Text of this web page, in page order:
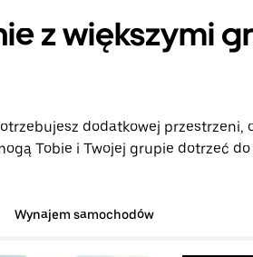
z większymi
dodatkowej
Tobie i Twojej grupie dotrzeć
Wynajem samochodów